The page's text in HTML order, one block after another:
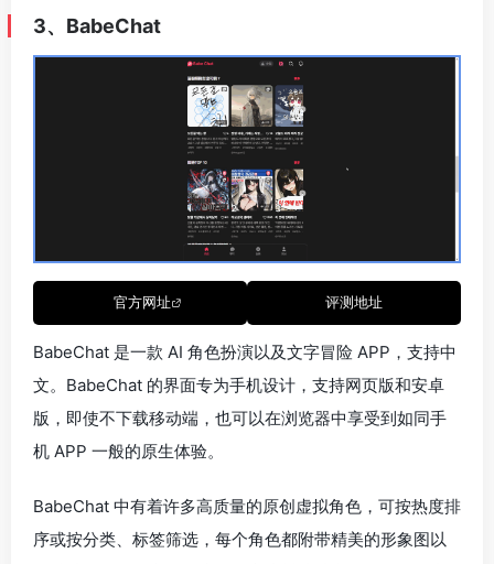
3、BabeChat
官方网址 评测地址
BabeChat 是一款 AI 角色扮演以及文字冒险 APP，支持中
文。BabeChat 的界面专为手机设计，支持网页版和安卓
版，即使不下载移动端，也可以在浏览器中享受到如同手
机 APP 一般的原生体验。
BabeChat 中有着许多高质量的原创虚拟角色，可按热度排
序或按分类、标签筛选，每个角色都附带精美的形象图以